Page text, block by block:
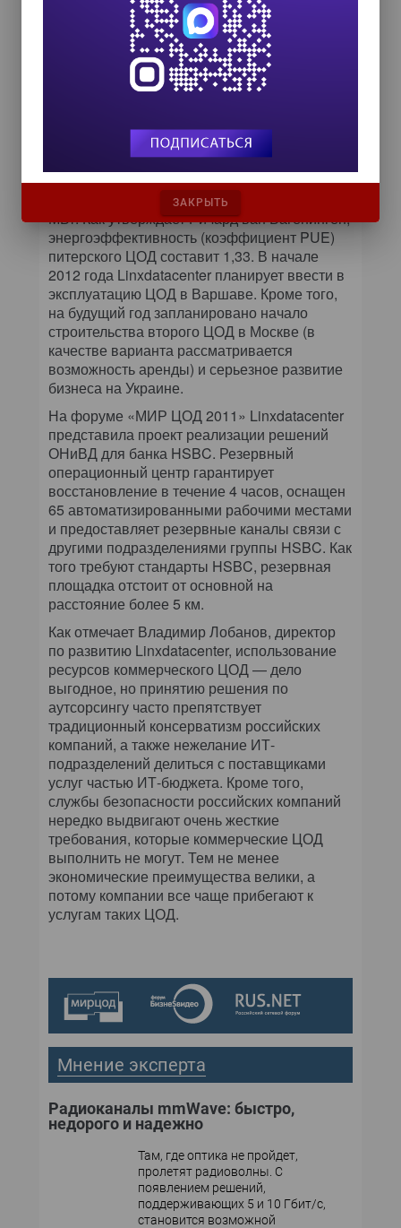
вводу в коммерческую эксплуатацию ЦОД в
Санкт-Петербурге, который должен стать
одним из крупнейших подобных объектов на
северо-западе России. Сейчас он
функционирует в тестовом режиме и уже
клиентов. Этот ЦОД построен с
применением самых передовых и
энергоэффективных технических решений —
в частности, для электропитания
используется газотурбинная установка на 12
МВт. Как утверждает Ричард ван Вагенинген,
энергоэффективность (коэффициент PUE)
питерского ЦОД составит 1,33. В начале
2012 года Linxdatacenter планирует ввести в
эксплуатацию ЦОД в Варшаве. Кроме того,
на будущий год запланировано начало
строительства второго ЦОД в Москве (в
качестве варианта рассматривается
возможность аренды) и серьезное развитие
бизнеса на Украине.
На форуме «МИР ЦОД 2011» Linxdatacenter
представила проект реализации решений
ОНиВД для банка HSBC. Резервный
операционный центр гарантирует
восстановление в течение 4 часов, оснащен
65 автоматизированными рабочими местами
и предоставляет резервные каналы связи с
другими подразделениями группы HSBC. Как
того требуют стандарты HSBC, резервная
площадка отстоит от основной на
расстояние более 5 км.
Как отмечает Владимир Лобанов, директор
по развитию Linxdatacenter, использование
ресурсов коммерческого ЦОД — дело
выгодное, но принятию решения по
аутсорсингу часто препятствует
традиционный консерватизм российских
компаний, а также нежелание ИТ-
подразделений делиться с поставщиками
услуг частью ИТ-бюджета. Кроме того,
службы безопасности российских компаний
нередко выдвигают очень жесткие
требования, которые коммерческие ЦОД
выполнить не могут. Тем не менее
экономические преимущества велики, а
потому компании все чаще прибегают к
услугам таких ЦОД.
Мнение эксперта
Радиоканалы mmWave: быстро,
недорого и надежно
Там, где оптика не пройдет,
пролетят радиоволны. С
появлением решений,
поддерживающих 5 и 10 Гбит/с,
становится возможной
ЗАКРЫТЬ